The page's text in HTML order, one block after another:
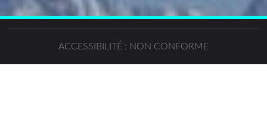
ACCESSIBILITÉ : NON CONFORME